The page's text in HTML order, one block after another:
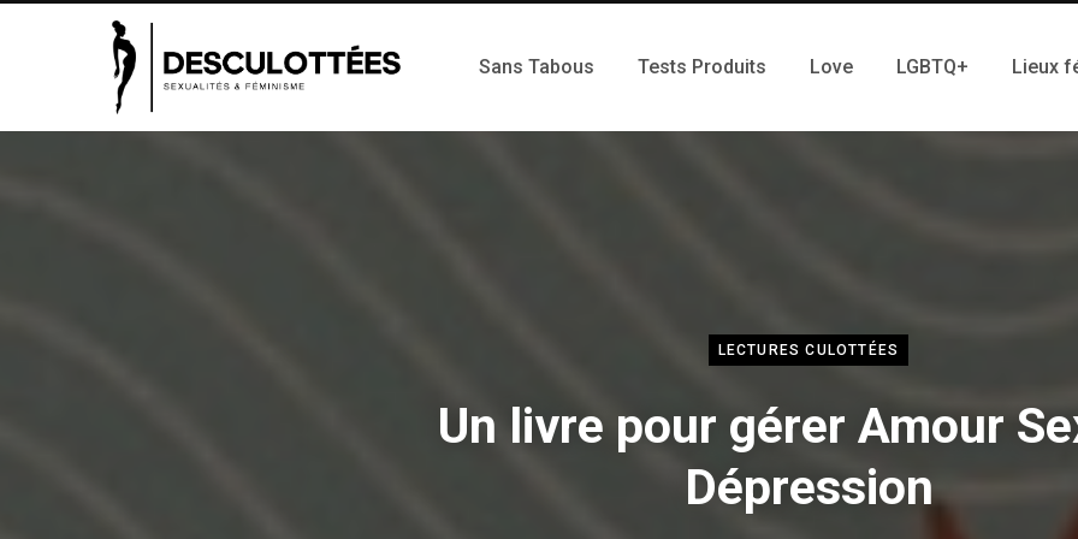
Sans Tabous Tests Produits Love LGBTQ+ Lieux
LECTURES CULOTTÉES
Un livre pour gérer Amour
Dépression